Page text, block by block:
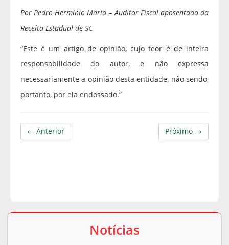
Por Pedro Hermínio Maria – Auditor Fiscal aposentado da
Receita Estadual de SC
“Este é um artigo de opinião, cujo teor é de inteira
responsabilidade do autor, e não expressa
necessariamente a opinião desta entidade, não sendo,
portanto, por ela endossado.”
Próximo →
← Anterior
Notícias